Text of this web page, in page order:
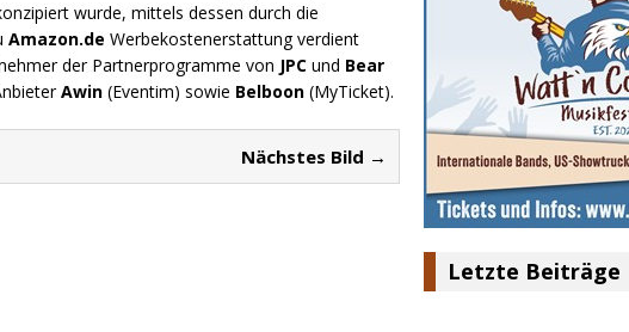
wurde, mittels dessen durch die
Amazon.de Werbekostenerstattung verdient
der Partnerprogramme von JPC und Bear
Awin (Eventim) sowie Belboon (MyTicket).
Nächstes Bild →
Letzte Beiträge